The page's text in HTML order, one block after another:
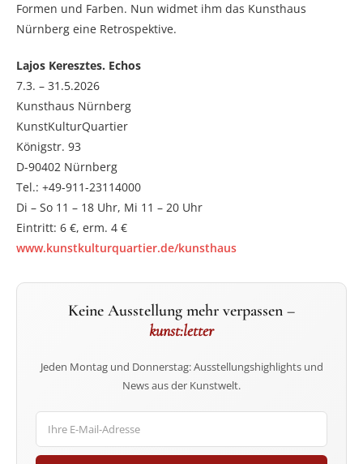
Formen und Farben. Nun widmet ihm das Kunsthaus
Nürnberg eine Retrospektive.
Lajos Keresztes. Echos
7.3. – 31.5.2026
Kunsthaus Nürnberg
KunstKulturQuartier
Königstr. 93
D-90402 Nürnberg
Tel.: +49-911-23114000
Di – So 11 – 18 Uhr, Mi 11 – 20 Uhr
Eintritt: 6 €, erm. 4 €
www.kunstkulturquartier.de/kunsthaus
Keine Ausstellung mehr verpassen –
kunst:letter
Jeden Montag und Donnerstag: Ausstellungshighlights und
News aus der Kunstwelt.